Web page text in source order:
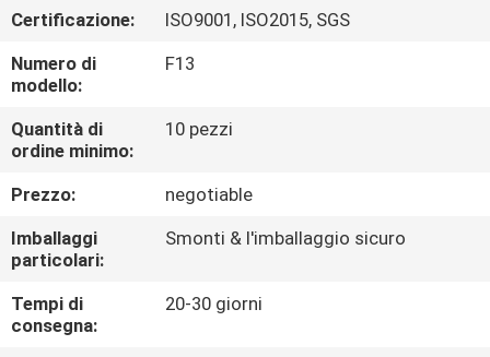
GIRO
DELLA
FABBRICA
CONTROLLO
DI
QUALITÀ
CONTATTICI
Certificazione:
ISO9001, ISO2015, SGS
Numero di
modello:
F13
Quantità di
ordine minimo:
10 pezzi
Prezzo:
negotiable
Imballaggi
particolari:
Smonti & l'imballaggio sicuro
Tempi di
consegna:
20-30 giorni